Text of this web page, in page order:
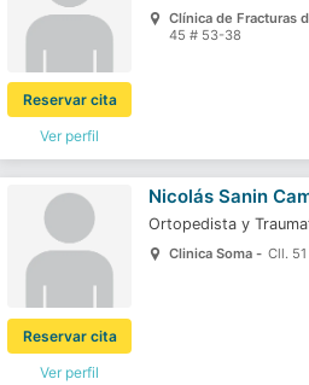
Ver perfil
Reservar cita
Clínica de Fracturas
45 # 53-38
Ver perfil
Reservar cita
Nicolás Sanin
Ortopedista y
Clinica Soma - Cll.